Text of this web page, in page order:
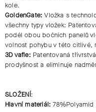
kole.
GoldenGate: Vložka s
všechny typy vložek:
podél obou bočních panelů
volnost pohybu v této citlivé,
3D vafle:Patentovaná
prodyšnost a eliminuje
SLOŽENÍ:
Hlavní materiál: